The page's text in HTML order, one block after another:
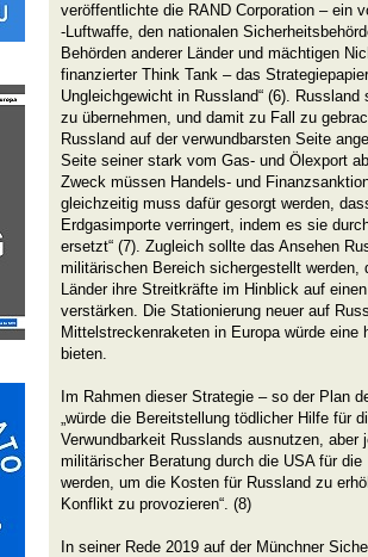
veröffentlichte die RAND Corporation – ein
-Luftwaffe, den nationalen
Behörden anderer Länder und mächtigen
finanzierter Think Tank – das
Ungleichgewicht in Russland“ (6).
zu übernehmen, und damit zu Fall zu
Russland auf der verwundbarsten Seite
Seite seiner stark vom Gas- und Ölexport
Zweck müssen Handels- und
gleichzeitig muss dafür gesorgt werden,
Erdgasimporte verringert, indem es sie
ersetzt“ (7). Zugleich sollte das Ansehen
militärischen Bereich sichergestellt werden,
Länder ihre Streitkräfte im Hinblick auf
verstärken. Die Stationierung neuer auf
Mittelstreckenraketen in Europa würde eine
bieten.
Im Rahmen dieser Strategie – so der Plan
„würde die Bereitstellung tödlicher Hilfe für
Verwundbarkeit Russlands ausnutzen, aber
militärischer Beratung durch die USA für
werden, um die Kosten für Russland zu
Konflikt zu provozieren“. (8)
In seiner Rede 2019 auf der Münchner